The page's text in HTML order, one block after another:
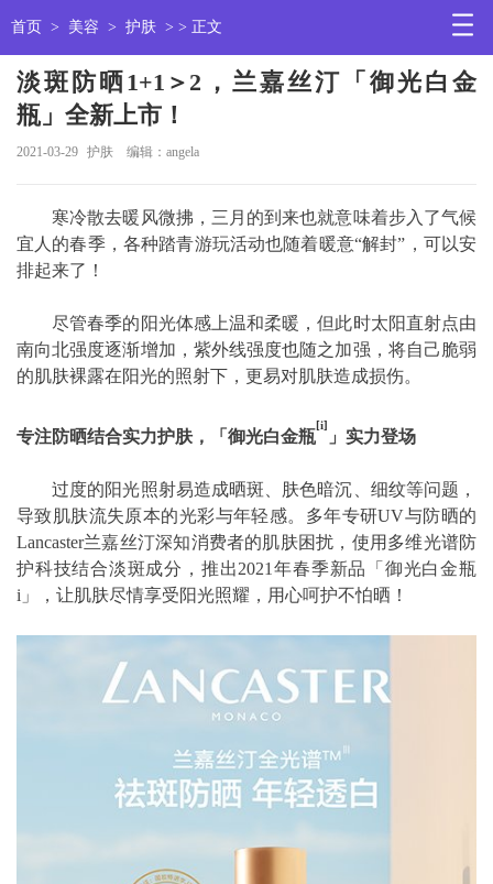
首页 > 美容 > 护肤 > > 正文
淡斑防晒1+1＞2，兰嘉丝汀「御光白金
瓶」全新上市！
2021-03-29 护肤 编辑：angela
寒冷散去暖风微拂，三月的到来也就意味着步入了气候
宜人的春季，各种踏青游玩活动也随着暖意“解封”，可以安
排起来了！
尽管春季的阳光体感上温和柔暖，但此时太阳直射点由
南向北强度逐渐增加，紫外线强度也随之加强，将自己脆弱
的肌肤裸露在阳光的照射下，更易对肌肤造成损伤。
专注防晒结合实力护肤， 「 御光白金瓶
[i]
」实力登场
过度的阳光照射易造成晒斑、肤色暗沉、细纹等问题，
导致肌肤流失原本的光彩与年轻感。多年专研UV与防晒的
Lancaster兰嘉丝汀深知消费者的肌肤困扰，使用多维光谱防
护科技结合淡斑成分，推出2021年春季新品「御光白金瓶
i」，让肌肤尽情享受阳光照耀，用心呵护不怕晒！